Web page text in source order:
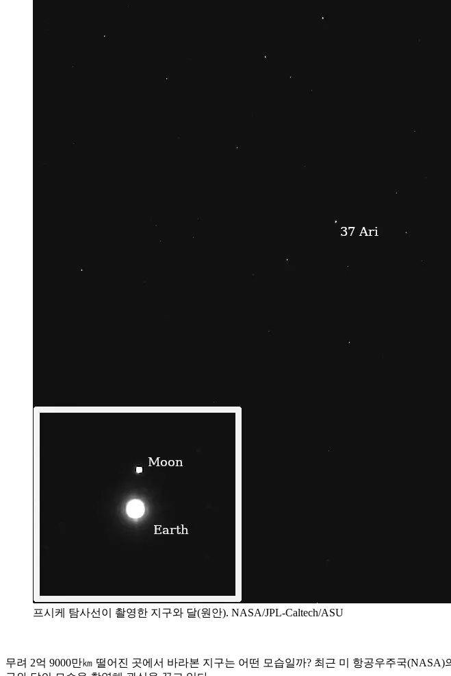
프시케 탐사선이 촬영한 지구와 달(원안). NASA/JPL-Caltech/ASU
무려 2억 9000만㎞ 떨어진 곳에서 바라본 지구는 어떤 모습일까? 최근 미 항공우주국